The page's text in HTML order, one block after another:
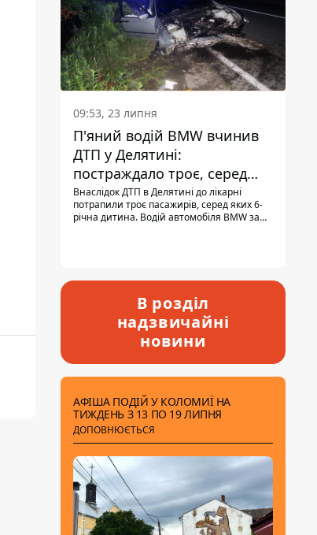
09:53, 23 липня
П'яний водій BMW вчинив
ДТП у Делятині:
постраждало троє, серед
них - дитина
Внаслідок ДТП в Делятині до лікарні
потрапили троє пасажирів, серед яких 6-
річна дитина. Водій автомобіля BMW за
В розділ
надзвичайні
новини
АФІША ПОДІЙ У КОЛОМИЇ НА
ТИЖДЕНЬ З 13 ПО 19 ЛИПНЯ
ДОПОВНЮЄТЬСЯ